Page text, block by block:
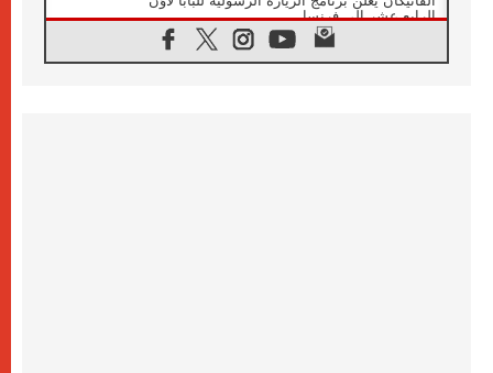
الرابع عشر إلى فرنسا
في الذكرى الـ ٨١ لحادثة هيروشيما الكنيسة في